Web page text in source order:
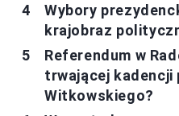
Wybory
krajobraz
Referendum w
trwającej kadencji
Witkowskiego?